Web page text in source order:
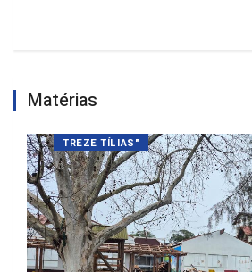
TREZE TÍLIAS"
Obra de recuperação do telhado da